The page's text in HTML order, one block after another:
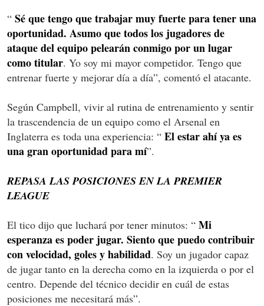
“ Sé que tengo que trabajar muy fuerte para tener una
oportunidad. Asumo que todos los jugadores de
ataque del equipo pelearán conmigo por un lugar
como titular. Yo soy mi mayor competidor. Tengo que
entrenar fuerte y mejorar día a día”, comentó el atacante.
Según Campbell, vivir al rutina de entrenamiento y sentir
la trascendencia de un equipo como el Arsenal en
Inglaterra es toda una experiencia: “ El estar ahí ya es
una gran oportunidad para mí”.
REPASA LAS POSICIONES EN LA PREMIER
LEAGUE
El tico dijo que luchará por tener minutos: “ Mi
esperanza es poder jugar. Siento que puedo contribuir
con velocidad, goles y habilidad. Soy un jugador capaz
de jugar tanto en la derecha como en la izquierda o por el
centro. Depende del técnico decidir en cuál de estas
posiciones me necesitará más”.